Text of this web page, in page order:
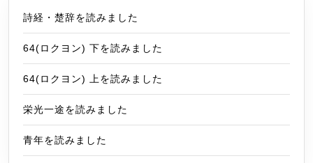
詩経・楚辞を読みました
64(ロクヨン) 下を読みました
64(ロクヨン) 上を読みました
栄光一途を読みました
青年を読みました